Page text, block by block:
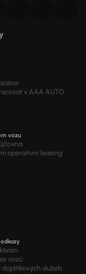
v AAA AUTO
vozu
operativní leasing
vozů
doplňkových služeb